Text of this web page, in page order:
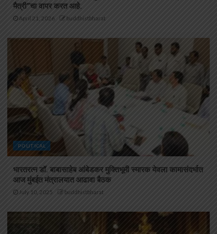
मैत्री”चा वापर करत आहे.
April 21, 2026 buddhistbharat
POLITICAL
भारतरत्न डॉ. बाबासाहेब आंबेडकर मुक्तिभूमी स्मारक येवला कामासंदर्भात
आज मुंबईत मंत्रालयात आढावा बैठक
July 10, 2025 buddhistbharat